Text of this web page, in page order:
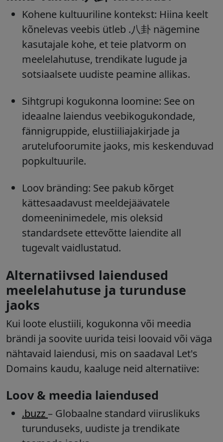
Kohene kultuuriline kontekst: Hiina keelt
kõnelevas veebis ütleb .八卦 nägemine
kasutajale kohe, et teie platvorm on
meelelahutuse, trendikate lugude ja
sotsiaalsete uudiste peamine allikas.
Sihtgrupi kogukonna loomine: See on
ideaalne laiendus veebikogukondade,
fännigruppide, elustiiliajakirjade ja
arutelufoorumite jaoks, mis keskenduvad
popkultuurile.
Loov bränding: See pakub kõrget
kättesaadavust meeldejäävatele
domeeninimedele, mis oleksid
standardsete ettevõtte laiendite all
tugevalt vaidlustatud.
Alternatiivsed laiendused
meelelahutuse ja turunduse
jaoks
Kui loote elustiili, kogukonna või meedia
brändi ja soovite uurida teisi loovaid või väga
nähtavaid laiendusi, mis on saadaval Let's
Domains kaudu, kaaluge neid alternatiive:
Loov & meedia laiendused
.buzz – Globaalne standard viiruslikuks
turunduseks, uudiste ja trendikate